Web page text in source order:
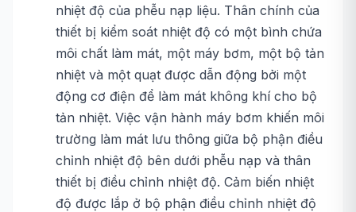
nhiệt độ của phễu nạp liệu. Thân chính của
thiết bị kiểm soát nhiệt độ có một bình chứa
môi chất làm mát, một máy bơm, một bộ tản
nhiệt và một quạt được dẫn động bởi một
động cơ điện để làm mát không khí cho bộ
tản nhiệt. Việc vận hành máy bơm khiến môi
trường làm mát lưu thông giữa bộ phận điều
chỉnh nhiệt độ bên dưới phễu nạp và thân
thiết bị điều chỉnh nhiệt độ. Cảm biến nhiệt
độ được lắp ở bộ phận điều chỉnh nhiệt độ